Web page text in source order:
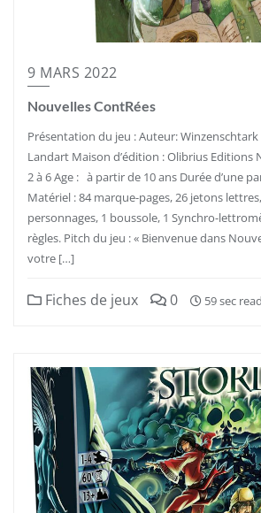
9 MARS 2022
Nouvelles ContRées
Présentation du jeu : Auteur: Winzenschtark
Landart Maison d’édition : Olibrius Editions
2 à 6 Age : à partir de 10 ans Durée d’une
Matériel : 84 marque-pages, 26 jetons
personnages, 1 boussole, 1 Synchro-
règles. Pitch du jeu : « Bienvenue dans
votre […]
Fiches de jeux 0 59 sec read